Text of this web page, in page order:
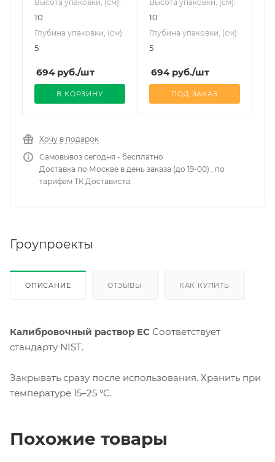
Высота упаковки, (см):
10
Глубина упаковки, (см):
5
694руб./шт
В КОРЗИНУ
Высота упаковки, (см):
10
Глубина упаковки, (см):
5
694руб./шт
ПОД ЗАКАЗ
Хочу в подарок
Самовывоз сегодня - бесплатно
Доставка по Москве в день заказа (до 19-00) , по
тарифам ТК Достависта.
Гроупроекты
ОПИСАНИЕ ОТЗЫВЫ КАК КУПИТЬ
Калибровочный раствор EC Соответствует
стандарту NIST.
Закрывать сразу после использования. Хранить при
температуре 15–25 °C.
Похожие товары